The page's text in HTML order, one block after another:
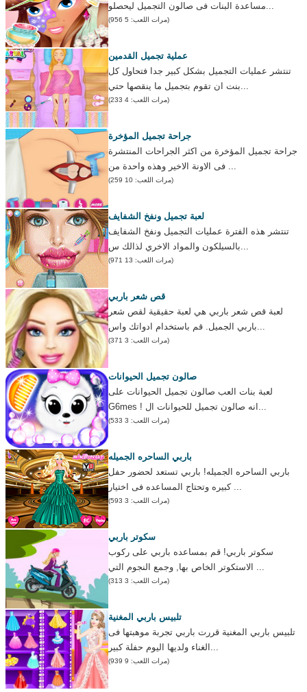
مساعدة البنات فى صالون التجميل ليحصلو...
(مرات اللعب: 5 956)
عملية تجميل القدمين
تنتشر عمليات التجميل بشكل كبير جدا فتحاول كل
بنت ان تقوم بتجميل ما ينقصها حتي...
(مرات اللعب: 4 233)
جراحة تجميل المؤخرة
جراحة تجميل المؤخرة من اكثر الجراحات المنتشرة
فى الاونة الاخير وهذه واحدة من ...
(مرات اللعب: 10 259)
لعبة تجميل ونفخ الشفايف
تنتشر هذه الفترة عمليات التجميل ونفخ الشفايف
بالسيلكون والمواد الاخري لذالك س...
(مرات اللعب: 13 971)
قص شعر باربي
لعبة قص شعر باربي هي لعبة حقيقية لقص شعر
باربي الجميل. قم باستخدام ادواتك واس...
(مرات اللعب: 3 371)
صالون تجميل الحيوانات
لعبة بنات العب صالون تجميل الحيوانات على
G6mes ! انه صالون تجميل للحيوانات ال...
(مرات اللعب: 3 533)
باربي الساحره الجميله
باربي الساحره الجميله! باربي تستعد لحضور حفل
كبيره وتحتاج المساعده فى اختيار ...
(مرات اللعب: 3 593)
سكوتر باربي
سكوتر باربي! قم بمساعده باربي على ركوب
الاستكوتر الخاص بها, وجمع النجوم التي ...
(مرات اللعب: 3 313)
تلبيس باربي المغنية
تلبيس باربي المغنية قررت باربي تجربة موهبتها فى
الغناء ولديها اليوم حفلة كبير...
(مرات اللعب: 9 939)